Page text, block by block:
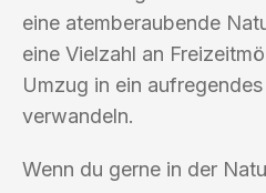
eine atemberaubende
eine Vielzahl an
Umzug in ein
verwandeln.
Wenn du gerne in der